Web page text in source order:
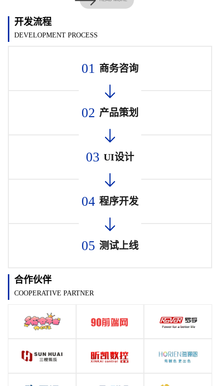
开发流程
DEVELOPMENT PROCESS
01 商务咨询
02 产品策划
03 UI设计
04 程序开发
05 测试上线
合作伙伴
COOPERATIVE PARTNER